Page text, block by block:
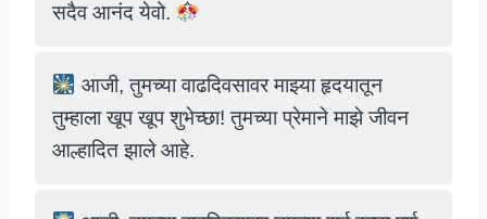
सदैव आनंद येवो.
आजी, तुमच्या वाढदिवसावर माझ्या हृदयातून
तुम्हाला खूप खूप शुभेच्छा! तुमच्या प्रेमाने माझे जीवन
आल्हादित झाले आहे.